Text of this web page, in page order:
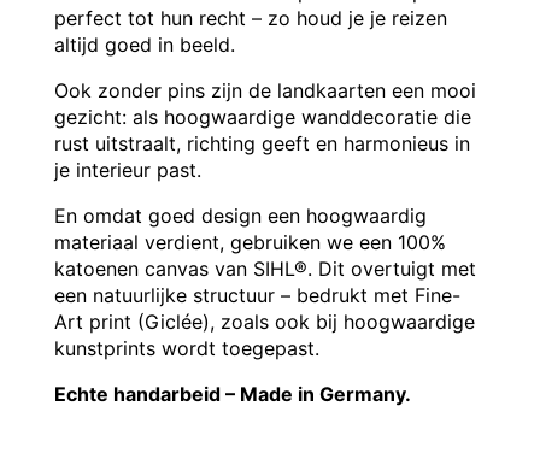
perfect tot hun recht – zo houd je je reizen
altijd goed in beeld.
Ook zonder pins zijn de landkaarten een mooi
gezicht: als hoogwaardige wanddecoratie die
rust uitstraalt, richting geeft en harmonieus in
je interieur past.
En omdat goed design een hoogwaardig
materiaal verdient, gebruiken we een 100%
katoenen canvas van SIHL®. Dit overtuigt met
een natuurlijke structuur – bedrukt met Fine-
Art print (Giclée), zoals ook bij hoogwaardige
kunstprints wordt toegepast.
Echte handarbeid – Made in Germany.